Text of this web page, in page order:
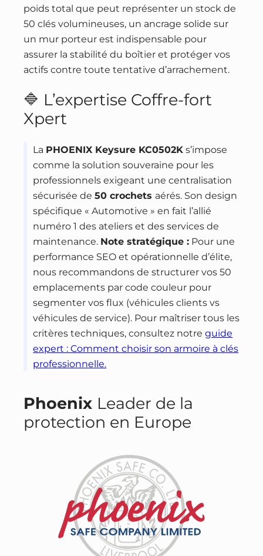
poids total que peut représenter un stock de
50 clés volumineuses, un ancrage solide sur
un mur porteur est indispensable pour
assurer la stabilité du boîtier et protéger vos
actifs contre toute tentative d’arrachement.
🔷 L’expertise Coffre-fort
Xpert
La PHOENIX Keysure KC0502K s’impose
comme la solution souveraine pour les
professionnels exigeant une centralisation
sécurisée de50 crochets aérés. Son design
spécifique « Automotive » en fait l’allié
numéro 1 des ateliers et des services de
maintenance. Note stratégique : Pour une
performance SEO et opérationnelle d’élite,
nous recommandons de structurer vos 50
emplacements par code couleur pour
segmenter vos flux (véhicules clients vs
véhicules de service). Pour maîtriser tous les
critères techniques, consultez notreguide
expert : Comment choisir son armoire à clés
professionnelle.
Phoenix Leader de la
protection en Europe